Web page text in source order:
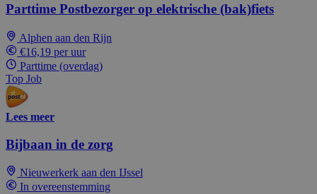
Parttime Postbezorger op elektrische (bak)fiets
Alphen aan den Rijn
€16,19 per uur
Parttime (overdag)
Top Job
Lees meer
Bijbaan in de zorg
Nieuwerkerk aan den IJssel
In overeenstemming